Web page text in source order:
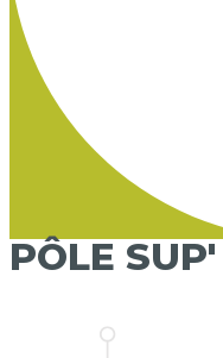
PÔLE SUP'